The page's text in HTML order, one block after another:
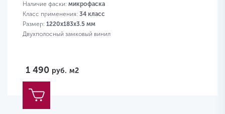
Наличие фаски: микрофаска
Класс применения: 34 класс
Размер: 1220x183x3.5 мм
Двухполосный замковый винил
1 490 руб. м2